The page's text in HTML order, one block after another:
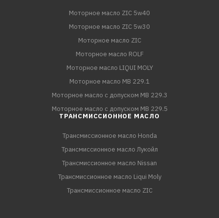
Моторное масло ZIC 5w40
Моторное масло ZIC 5w30
Моторное масло ZIC
Моторное масло ROLF
Моторное масло LIQUI MOLY
Моторное масло MB 229.1
Моторное масло с допуском MB 229.3
Моторное масло с допуском MB 229.5
ТРАНСМИССИОННОЕ МАСЛО
Трансмиссионное масло Honda
Трансмиссионное масло Лукойл
Трансмиссионное масло Nissan
Трансмиссионное масло Liqui Moly
Трансмиссионное масло ZIC